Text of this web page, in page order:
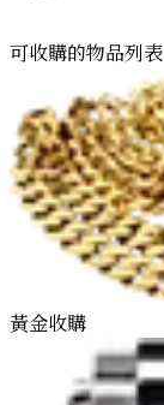
可收購的物品列表
黃金收購